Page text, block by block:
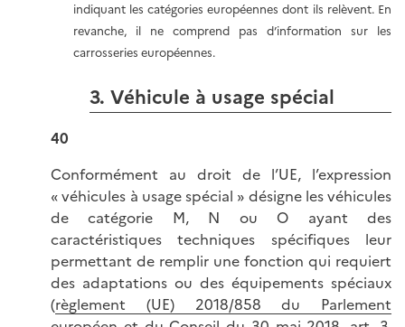
indiquant les catégories européennes dont ils relèvent. En
revanche, il ne comprend pas d’information sur les
carrosseries européennes.
3. Véhicule à usage spécial
40
Conformément au droit de l’UE, l’expression
« véhicules à usage spécial » désigne les véhicules
de catégorie M, N ou O ayant des
caractéristiques techniques spécifiques leur
permettant de remplir une fonction qui requiert
des adaptations ou des équipements spéciaux
(règlement (UE) 2018/858 du Parlement